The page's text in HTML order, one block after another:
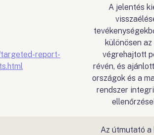
report-
A jelentés
különösen
végrehajtott
révén, és
országok és a
rendszer
Az útmutató